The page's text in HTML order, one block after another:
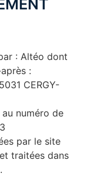
: Altéo dont
:
CERGY-
numéro de
par le site
traitées dans